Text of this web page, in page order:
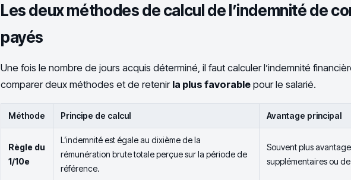
Les deux méthodes de calcul de l’indemnité de
payés
Une fois le nombre de jours acquis déterminé, il faut calculer l’indemnité
comparer deux méthodes et de retenir la plus favorable pour le salarié.
Méthode Principe de calcul Avantage principal
Règle du
1/10e
L’indemnité est égale au dixième de la
rémunération brute totale perçue sur la période de
référence.
Souvent plus
supplémentaires ou